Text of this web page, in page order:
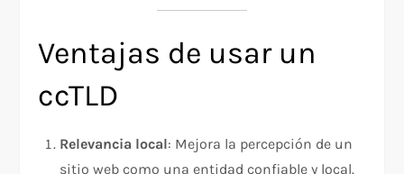
Ventajas de usar un
ccTLD
Relevancia local: Mejora la percepción de un
sitio web como una entidad confiable y local.